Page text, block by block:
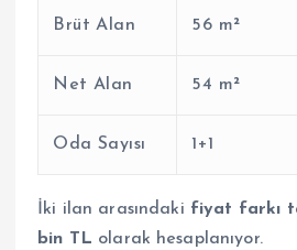
Brüt Alan 56 m²
Net Alan 54 m²
Oda Sayısı 1+1
İki ilan arasındaki fiyat farkı
bin TL olarak hesaplanıyor.